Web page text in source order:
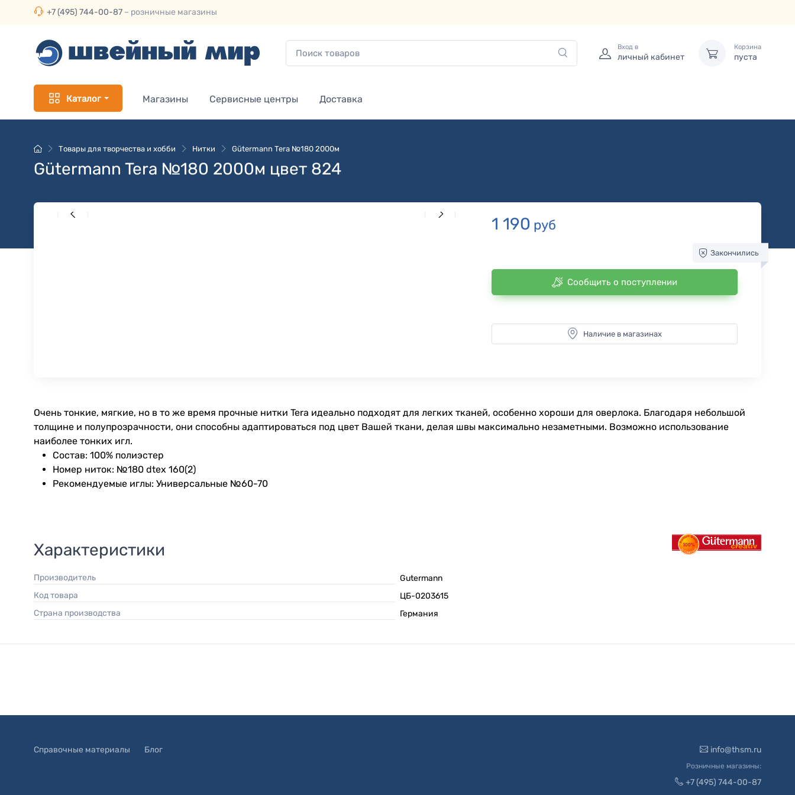
+7 (495) 744-00-87 – розничные магазины
Вход в
личный кабинет
Корзина
пуста
Каталог Магазины Сервисные центры Доставка
Товары для творчества и хобби Нитки Gütermann Tera №180 2000м
Gütermann Tera №180 2000м цвет 824
1 190 руб
Закончились
Сообщить о поступлении
Наличие в магазинах
Очень тонкие, мягкие, но в то же время прочные нитки Tera идеально подходят для легких тканей, особенно хороши для оверлока. Благодаря небольшой
толщине и полупрозрачности, они способны адаптироваться под цвет Вашей ткани, делая швы максимально незаметными. Возможно использование
наиболее тонких игл.
Состав: 100% полиэстер
Номер ниток: №180 dtex 160(2)
Рекомендуемые иглы: Универсальные №60-70
Характеристики
Производитель
Gutermann
Код товара
ЦБ-0203615
Страна производства
Германия
Справочные материалы Блог info@thsm.ru
Розничные магазины:
+7 (495) 744-00-87